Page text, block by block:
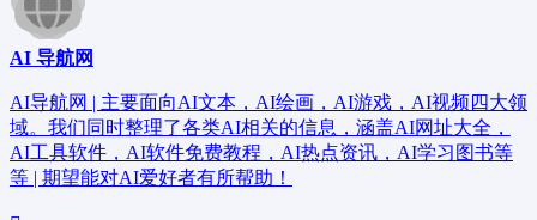
AI 导航网
AI导航网 | 主要面向AI文本，AI绘画，AI游戏，AI视频四大领
域。我们同时整理了各类AI相关的信息，涵盖AI网址大全，
AI工具软件，AI软件免费教程，AI热点资讯，AI学习图书等
等 | 期望能对AI爱好者有所帮助！